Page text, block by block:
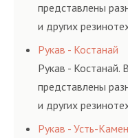
представлены
и других
соответствующих
и нормативам.
Рукав - Костанай
Рукав - Костанай.
представлены
и других
соответствующих
Рукав - Усть-